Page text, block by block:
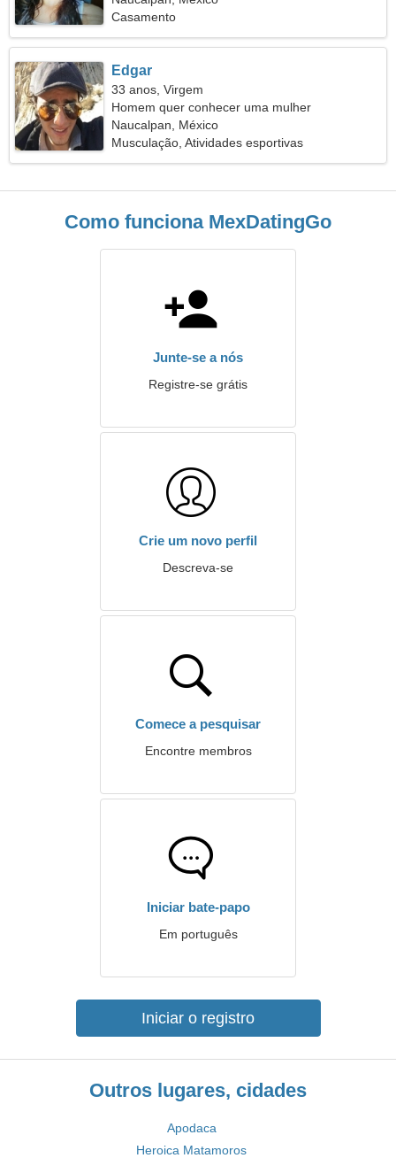
Casamento
Edgar
33 anos, Virgem
Homem quer conhecer uma mulher
Naucalpan, México
Musculação, Atividades esportivas
Como funciona MexDatingGo
Junte-se a nós
Registre-se grátis
Crie um novo perfil
Descreva-se
Comece a pesquisar
Encontre membros
Iniciar bate-papo
Em português
Iniciar o registro
Outros lugares, cidades
Apodaca
Heroica Matamoros